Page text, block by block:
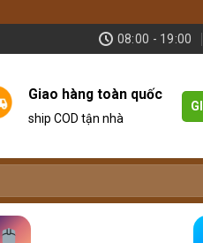
08:00 - 19:00
Giao hàng toàn quốc
ship COD tận nhà